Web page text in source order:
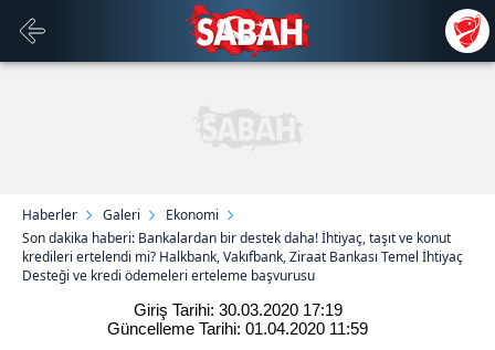
Haberler Galeri
Ekonomi
Son dakika haberi: Bankalardan bir destek daha! İhtiyaç, taşıt ve konut
kredileri ertelendi mi? Halkbank, Vakıfbank, Ziraat Bankası Temel İhtiyaç
Desteği ve kredi ödemeleri erteleme başvurusu
Giriş Tarihi: 30.03.2020 17:19
Güncelleme Tarihi: 01.04.2020 11:59